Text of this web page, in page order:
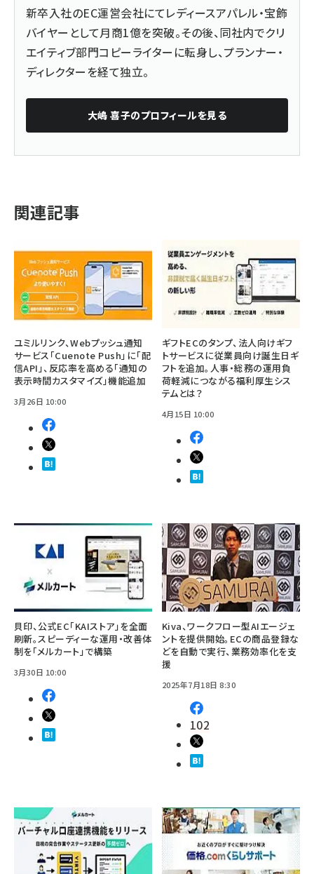
新卒入社のEC運営会社にてレディースアパレル・宝飾
バイヤーとして月商1億を突破。その後、同社内でクリ
エイティブ部門コピーライターに転身し、プランナー・
ディレクターを経て独立。
大嶋 喜子のプロフィールを見る
関連記事
ユミルリンク、Webプッシュ通知
サービス「Cuenote Push」に「配
信API」、反応率を高める「通知の
表示時間カスタマイズ」機能追加
3月26日 10:00
ギフトECのタンプ、法人向けギフ
トサービスに従業員向け誕生日ギ
フトを追加。人事・総務の運用負
荷軽減につながる福利厚生シス
テムとは？
4月15日 10:00
貝印、公式EC「KAIストア」を全面
刷新。スピーディーな運用・改善体
制を「メルカート」で構築
3月30日 10:00
Kiva、ワークフロー型AIエージェ
ントを提供開始。ECの商品登録な
どを自動で実行、業務効率化を支
援
2025年7月18日 8:30
102